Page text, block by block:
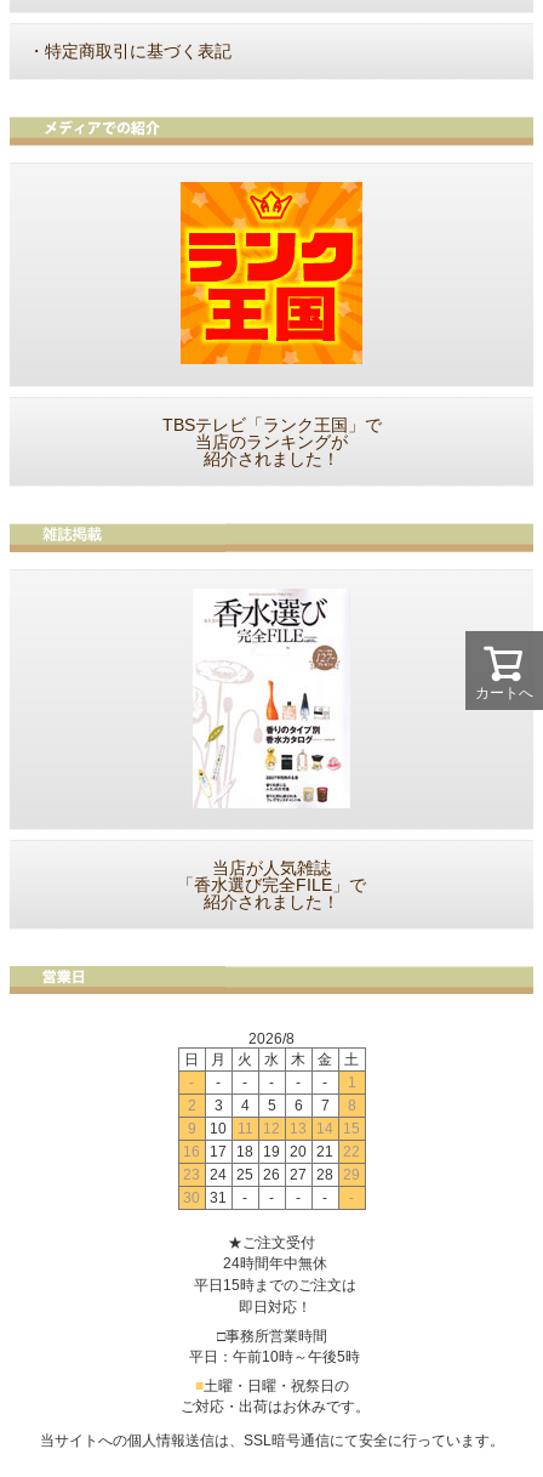
カートへ
・ 特定商取引に基づく表記
TBSテレビ「ランク王国」で
当店のランキングが
紹介されました！
当店が人気雑誌
「香水選び完全FILE」で
紹介されました！
2026/8
日
月 火 水 木 金
土
-
- - - - -
1
2
3 4 5 6 7
8
9
10 11 12 13 14
15
16
17 18 19 20 21
22
23
24 25 26 27 28 29
30
31 - - - - -
★ご注文受付
24時間年中無休
平日15時までのご注文は
即日対応！
□事務所営業時間
平日：午前10時～午後5時
■土曜・日曜・祝祭日の
ご対応・出荷はお休みです。
当サイトへの個人情報送信は、SSL暗号通信にて安全に行っています。